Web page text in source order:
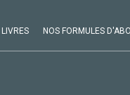
LIVRES NOS FORMULES